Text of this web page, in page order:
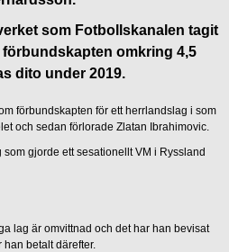
som Fotbollskanalen tagit
omkring 4,5
dito under 2019.
förbundskapten för ett herrlandslag i som
och sedan förlorade Zlatan Ibrahimovic.
gjorde ett sesationellt VM i Ryssland
lag är omvittnad och det har han bevisat
betalt därefter.